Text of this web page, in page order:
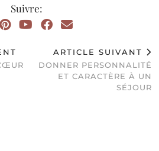
Suivre:
ARTICLE SUIVANT
DONNER PERSONNALITÉ
ET CARACTÈRE À UN
SÉJOUR